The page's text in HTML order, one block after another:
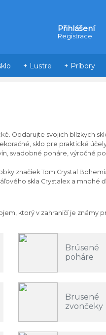
Přihlášení
Registrace
. Obdarujte svojich blízkych
, sklo pre praktické
, svadobné poháre, výročné
značiekTom Crystal
skla Crystalex a mnohé
ktorý v zahraničí je známy
Brúsené
poháre
Brusené
zvončeky
+ Lustre + Príbory